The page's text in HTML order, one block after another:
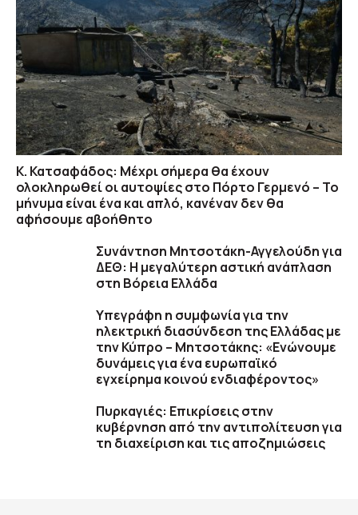
Κ. Κατσαφάδος: Μέχρι σήμερα θα έχουν
ολοκληρωθεί οι αυτοψίες στο Πόρτο Γερμενό – Το
μήνυμα είναι ένα και απλό, κανέναν δεν θα
αφήσουμε αβοήθητο
Συνάντηση Μητσοτάκη-Αγγελούδη για
ΔΕΘ: Η μεγαλύτερη αστική ανάπλαση
στη Βόρεια Ελλάδα
Υπεγράφη η συμφωνία για την
ηλεκτρική διασύνδεση της Ελλάδας με
την Κύπρο – Μητσοτάκης: «Ενώνουμε
δυνάμεις για ένα ευρωπαϊκό
εγχείρημα κοινού ενδιαφέροντος»
Πυρκαγιές: Επικρίσεις στην
κυβέρνηση από την αντιπολίτευση για
τη διαχείριση και τις αποζημιώσεις